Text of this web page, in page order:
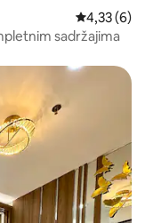
Prosječna
4,33 (6)
sadržajima